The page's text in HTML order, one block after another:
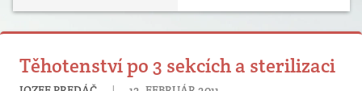
Těhotenství po 3 sekcích a sterilizaci